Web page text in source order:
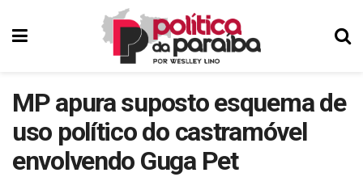
MP apura suposto esquema de
uso político do castramóvel
envolvendo Guga Pet